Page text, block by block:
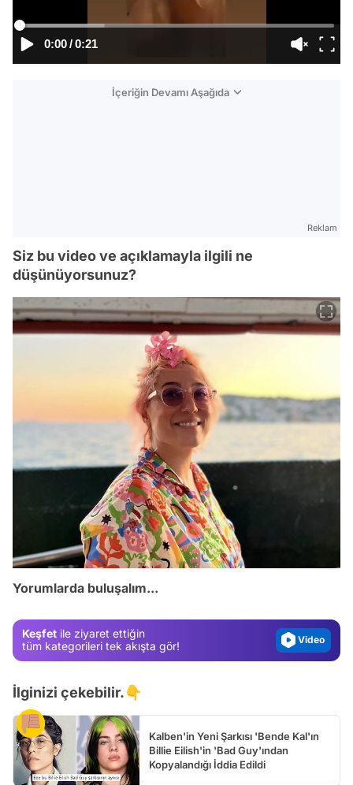
0:00/0:21
İçeriğin Devamı Aşağıda
Reklam
Siz bu video ve açıklamayla ilgili ne
düşünüyorsunuz?
Yorumlarda buluşalım...
Keşfet ile ziyaret ettiğin
tüm kategorileri tek akışta gör!
Gündem
Video
Test
İlginizi çekebilir.👇
Kalben'in Yeni Şarkısı 'Bende Kal'ın
Billie Eilish'in 'Bad Guy'ından
Kopyalandığı İddia Edildi